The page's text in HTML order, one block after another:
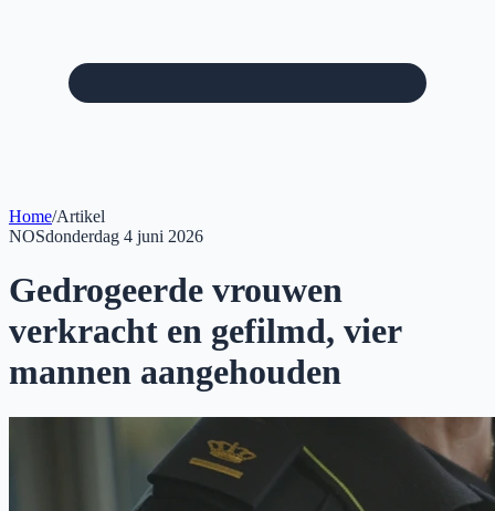
Home/Artikel
NOSdonderdag 4 juni 2026
Gedrogeerde vrouwen
verkracht en gefilmd, vier
mannen aangehouden